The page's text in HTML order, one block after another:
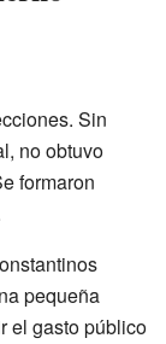
Sin
no obtuvo
formaron
pequeña
el gasto público